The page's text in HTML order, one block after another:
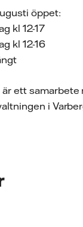
öppet:
kl 12-17
kl 12-16
ett samarbete
i